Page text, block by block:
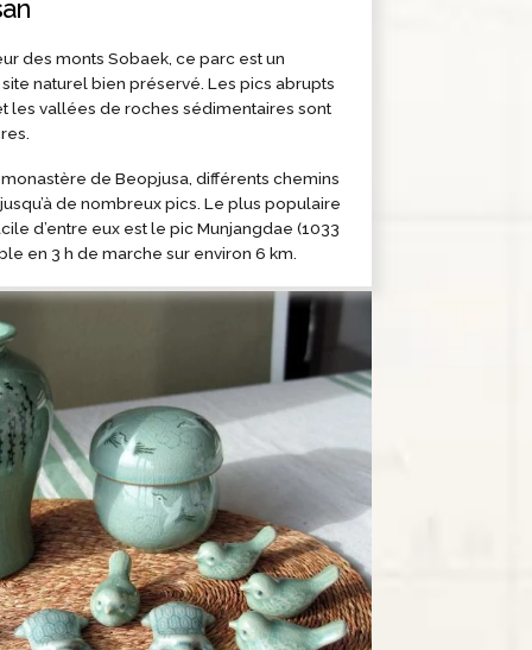
des monts Sobaek, ce parc est un
naturel bien préservé. Les pics abrupts
les vallées de roches sédimentaires sont
de Beopjusa, différents chemins
de nombreux pics. Le plus populaire
d’entre eux est le pic Munjangdae (1033
en 3 h de marche sur environ 6 km.